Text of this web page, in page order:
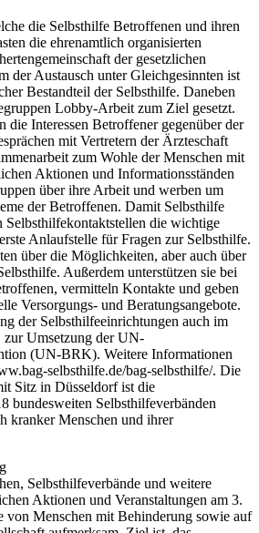
die Selbsthilfe Betroffenen und ihren
die ehrenamtlich organisierten
der gesetzlichen
der Austausch unter Gleichgesinnten ist
Bestandteil der Selbsthilfe. Daneben
Lobby-Arbeit zum Ziel gesetzt.
die Interessen Betroffener gegenüber der
mit Vertretern der Ärzteschaft
zum Wohle der Menschen mit
Aktionen und Informationsständen
über ihre Arbeit und werben um
der Betroffenen. Damit Selbsthilfe
Selbsthilfekontaktstellen die wichtige
Anlaufstelle für Fragen zur Selbsthilfe.
über die Möglichkeiten, aber auch über
Außerdem unterstützen sie bei
vermitteln Kontakte und geben
Versorgungs- und Beratungsangebote.
der Selbsthilfeeinrichtungen auch im
Umsetzung der UN-
(UN-BRK). Weitere Informationen
selbsthilfe.de/bag-selbsthilfe/. Die
Sitz in Düsseldorf ist die
bundesweiten Selbsthilfeverbänden
kranker Menschen und ihrer
Selbsthilfeverbände und weitere
Aktionen und Veranstaltungen am 3.
von Menschen mit Behinderung sowie auf